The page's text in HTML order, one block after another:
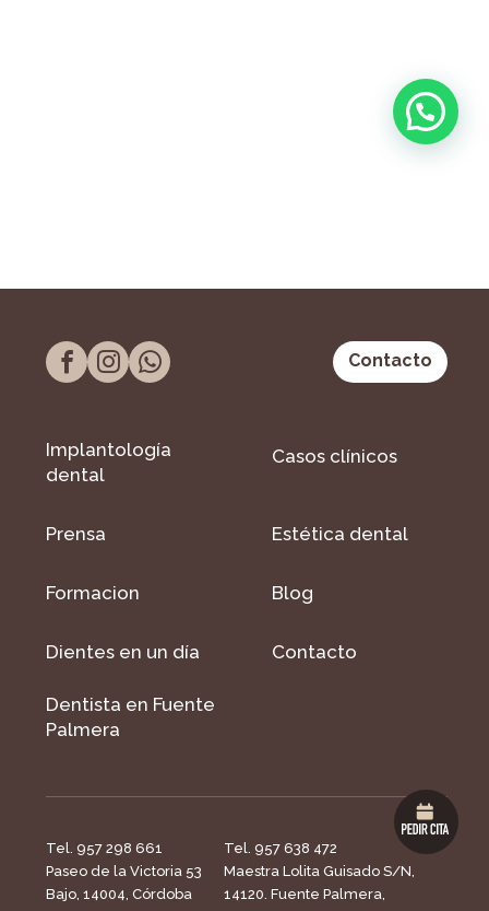
Contacto
Implantología
dental
Casos clínicos
Prensa Estética dental
Formacion Blog
Dientes en un día Contacto
Dentista en Fuente
Palmera
Tel. 957 298 661
Paseo de la Victoria 53
Bajo, 14004, Córdoba
Tel. 957 638 472
Maestra Lolita Guisado S/N,
14120. Fuente Palmera,